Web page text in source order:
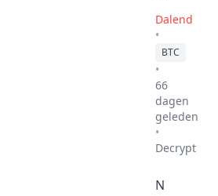
Dalend
•
BTC
•
66
dagen
geleden
•
Decrypt
N